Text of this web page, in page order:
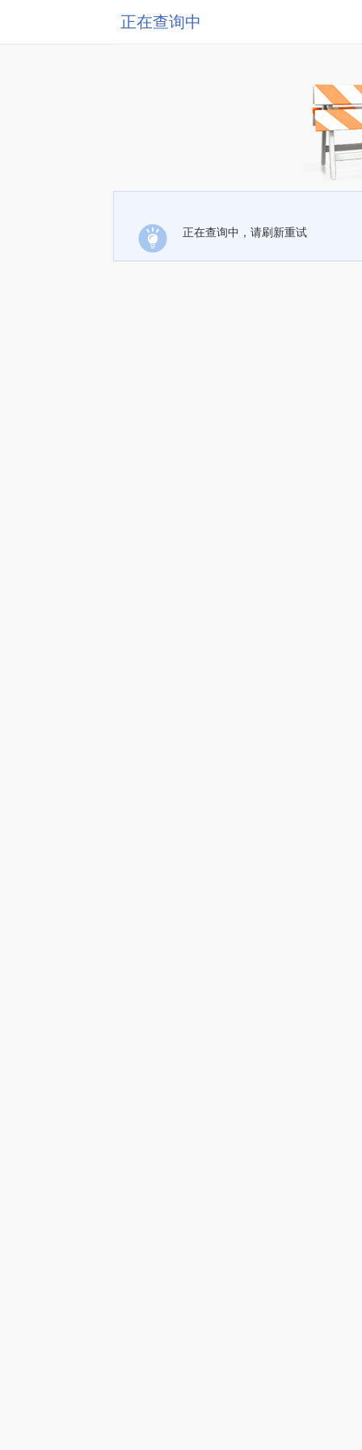
正在查询中
正在查询中，请刷新重试